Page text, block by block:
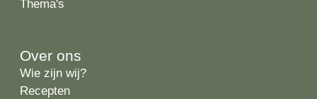
Thema's
Over ons
Wie zijn wij?
Recepten